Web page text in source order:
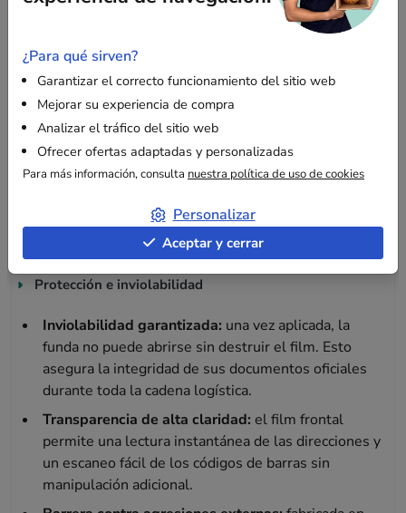
Descripción
La funda portadocumentos formato A6:
compacta, económica y segura
Esta funda adhesiva en formato A6 (160 x 110 mm)
solución más eficaz para adjuntar sus documentos de
transporte (albaranes, facturas, listas de contenido) a sus
envíos. Garantiza que sus documentos permanezcan unidos
al paquete hasta su destino final.
Protección e inviolabilidad
Inviolabilidad garantizada: una vez aplicada, la
funda no puede abrirse sin destruir el film. Esto
asegura la integridad de sus documentos oficiales
durante toda la cadena logística.
Transparencia de alta claridad: el film frontal
permite una lectura instantánea de las direcciones y
un escaneo fácil de los códigos de barras sin
manipulación adicional.
¿Para qué sirven?
Garantizar el correcto funcionamiento del sitio web
Mejorar su experiencia de compra
Analizar el tráfico del sitio web
Ofrecer ofertas adaptadas y personalizadas
Para más información, consulta nuestra política de uso de cookies
Personalizar
Aceptar y cerrar